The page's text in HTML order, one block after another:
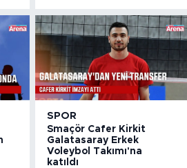
SPOR
Smaçör Cafer Kirkit
Galatasaray Erkek
Voleybol Takımı'na
katıldı